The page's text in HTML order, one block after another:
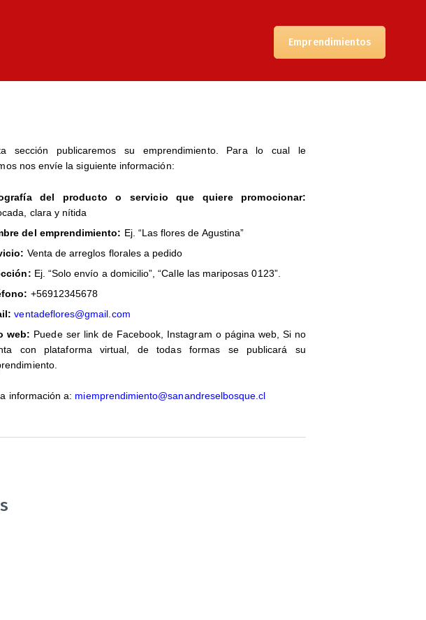
Emprendimientos
sección publicaremos su emprendimiento. Para lo cual le
nos envíe la siguiente información:
del producto o servicio que quiere promocionar:
clara y nítida
del emprendimiento: Ej. “Las flores de Agustina”
Venta de arreglos florales a pedido
Ej. “Solo envío a domicilio”, “Calle las mariposas 0123”.
+56912345678
ventadeflores@gmail.com
web: Puede ser link de Facebook, Instagram o página web, Si no
con plataforma virtual, de todas formas se publicará su
información a: miemprendimiento@sanandreselbosque.cl